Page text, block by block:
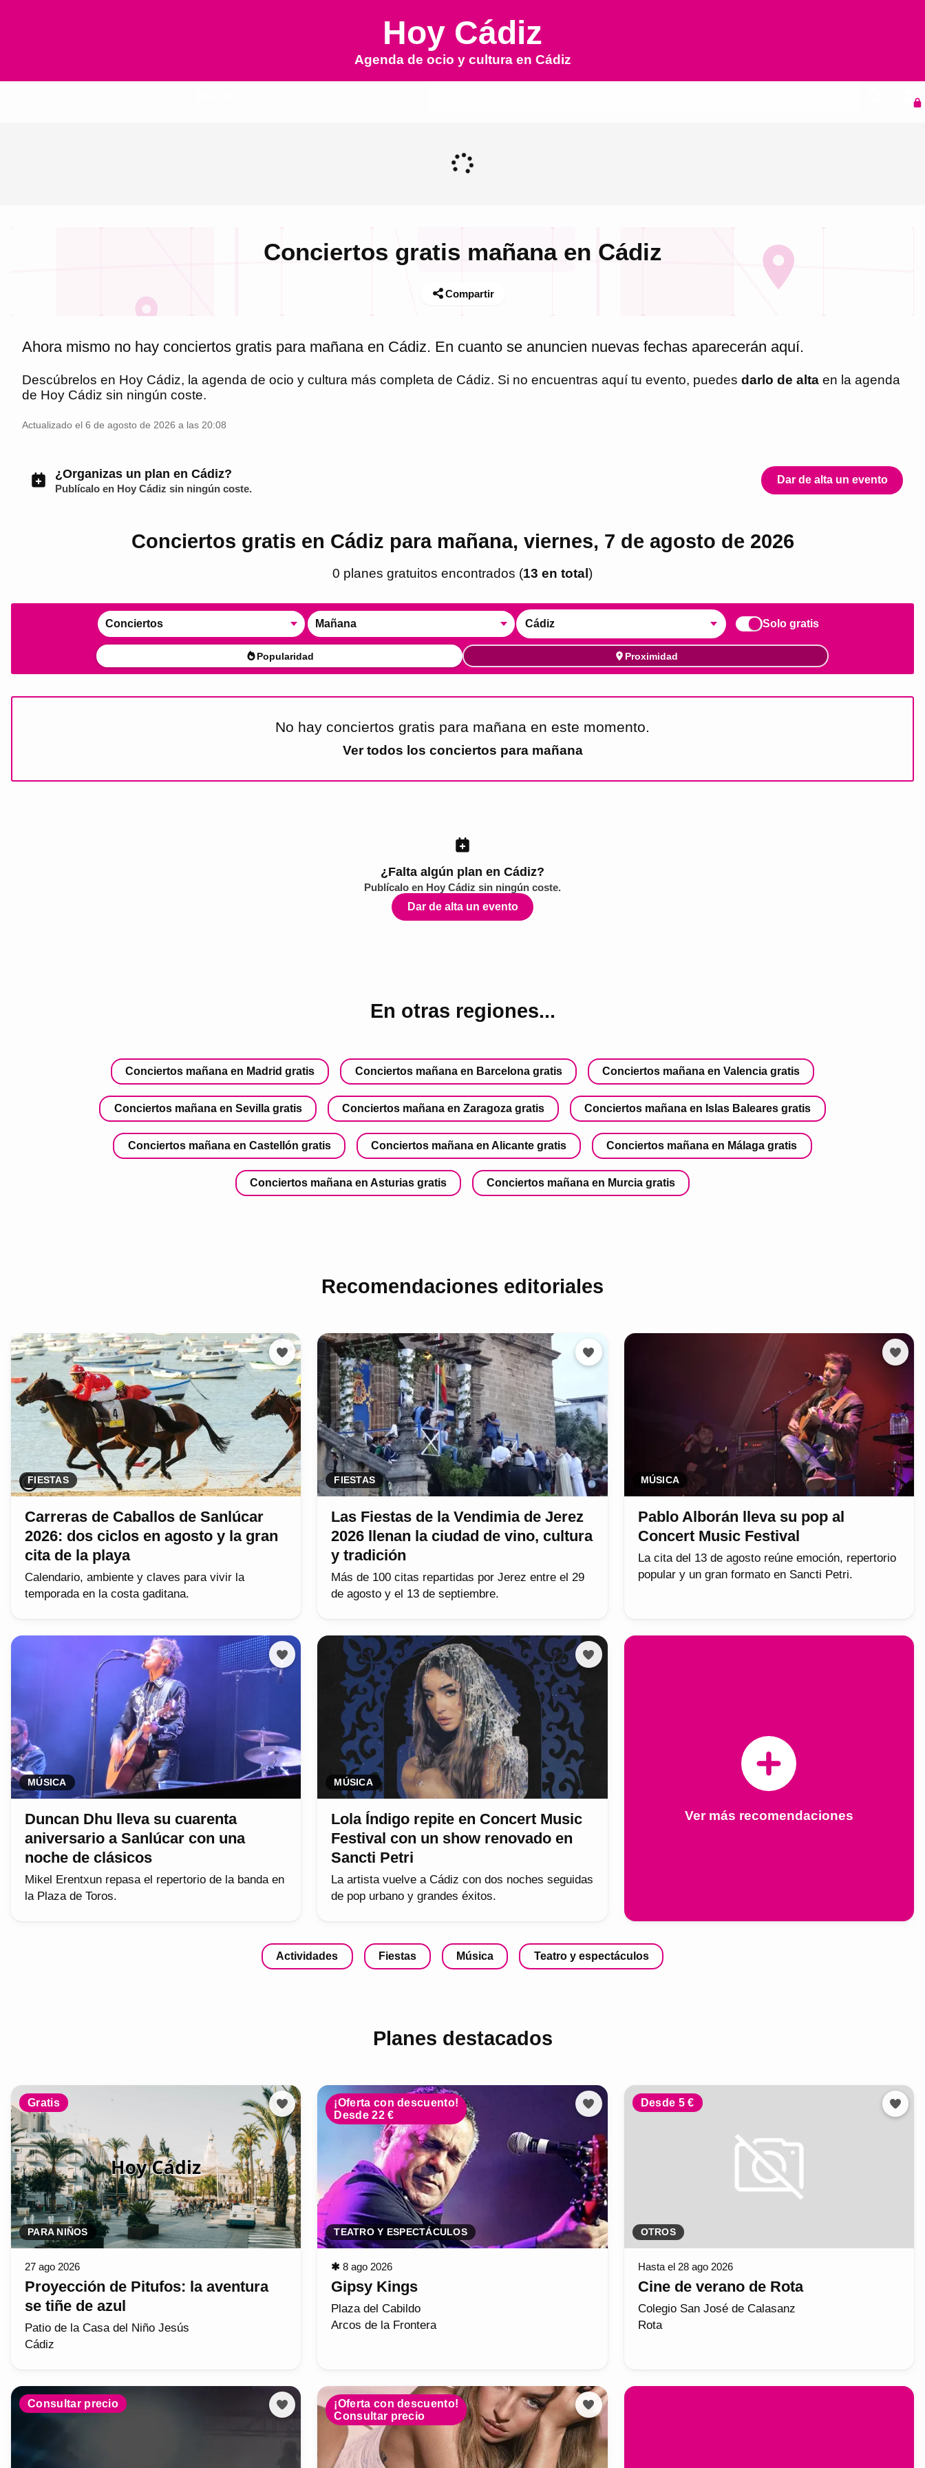
Hoy Cádiz
Agenda de ocio y cultura en Cádiz
Conciertos gratis mañana en Cádiz
Compartir
Ahora mismo no hay conciertos gratis para mañana en Cádiz. En cuanto se anuncien nuevas fechas aparecerán aquí.
Descúbrelos en Hoy Cádiz, la agenda de ocio y cultura más completa de Cádiz. Si no encuentras aquí tu evento, puedes darlo de alta en la agenda
de Hoy Cádiz sin ningún coste.
Actualizado el 6 de agosto de 2026 a las 20:08
¿Organizas un plan en Cádiz?
Publícalo en Hoy Cádiz sin ningún coste.
Dar de alta un evento
Conciertos gratis en Cádiz para mañana, viernes, 7 de agosto de 2026
0 planes gratuitos encontrados (13 en total )
Conciertos Mañana Cádiz Solo gratis
Popularidad Proximidad
No hay conciertos gratis para mañana en este momento.
Ver todos los conciertos para mañana
¿Falta algún plan en Cádiz?
Publícalo en Hoy Cádiz sin ningún coste.
Dar de alta un evento
En otras regiones...
Conciertos mañana en Madrid gratis Conciertos mañana en Barcelona gratis Conciertos mañana en Valencia gratis
Conciertos mañana en Sevilla gratis Conciertos mañana en Zaragoza gratis Conciertos mañana en Islas Baleares gratis
Conciertos mañana en Castellón gratis Conciertos mañana en Alicante gratis Conciertos mañana en Málaga gratis
Conciertos mañana en Asturias gratis Conciertos mañana en Murcia gratis
Recomendaciones editoriales
FIESTAS
Carreras de Caballos de Sanlúcar
2026: dos ciclos en agosto y la gran
cita de la playa
Calendario, ambiente y claves para vivir la
temporada en la costa gaditana.
FIESTAS
Las Fiestas de la Vendimia de Jerez
2026 llenan la ciudad de vino, cultura
y tradición
Más de 100 citas repartidas por Jerez entre el 29
de agosto y el 13 de septiembre.
MÚSICA
Pablo Alborán lleva su pop al
Concert Music Festival
La cita del 13 de agosto reúne emoción, repertorio
popular y un gran formato en Sancti Petri.
MÚSICA
Duncan Dhu lleva su cuarenta
aniversario a Sanlúcar con una
noche de clásicos
Mikel Erentxun repasa el repertorio de la banda en
la Plaza de Toros.
MÚSICA
Lola Índigo repite en Concert Music
Festival con un show renovado en
Sancti Petri
La artista vuelve a Cádiz con dos noches seguidas
de pop urbano y grandes éxitos.
Ver más recomendaciones
Actividades Fiestas Música Teatro y espectáculos
Planes destacados
Gratis
PARA NIÑOS
27 ago 2026
Proyección de Pitufos: la aventura
se tiñe de azul
Patio de la Casa del Niño Jesús
Cádiz
¡Oferta con descuento!
Desde 22 €
TEATRO Y ESPECTÁCULOS
✱8 ago 2026
Gipsy Kings
Plaza del Cabildo
Arcos de la Frontera
Desde 5 €
OTROS
Hasta el 28 ago 2026
Cine de verano de Rota
Colegio San José de Calasanz
Rota
Consultar precio
¡Oferta con descuento!
Consultar precio